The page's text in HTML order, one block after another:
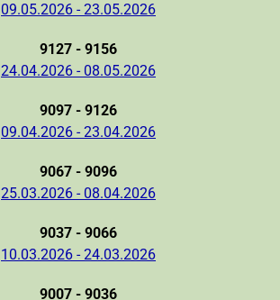
09.05.2026 - 23.05.2026
9127 - 9156
24.04.2026 - 08.05.2026
9097 - 9126
09.04.2026 - 23.04.2026
9067 - 9096
25.03.2026 - 08.04.2026
9037 - 9066
10.03.2026 - 24.03.2026
9007 - 9036